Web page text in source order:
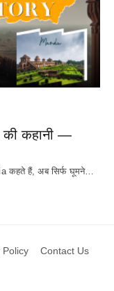
की कहानी —
कहते हैं, अब सिर्फ घूमने…
Policy Contact Us